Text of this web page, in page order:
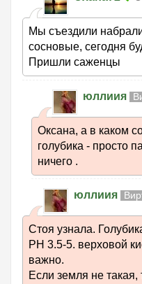
Мы съездили
сосновые, сегодня
Пришли саженцы
юллиия
Оксана, а в каком
голубика - просто
ничего .
юллиия
Стоя узнала.
РН 3.5-5. верховой
важно.
Если земля не